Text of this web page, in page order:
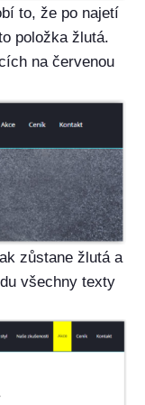
to, že po najetí
položka žlutá.
na červenou
zůstane žlutá a
všechny texty